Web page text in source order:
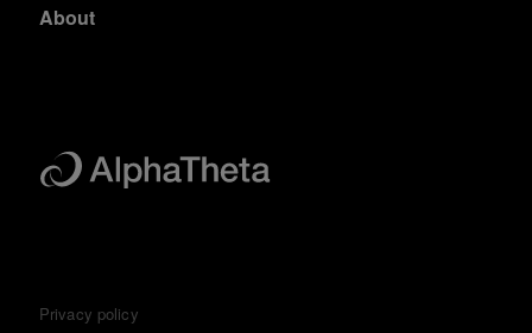
About
Privacy policy